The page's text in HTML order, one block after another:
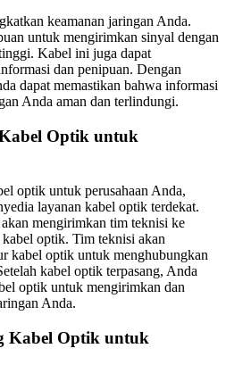
keamanan jaringan Anda.
untuk mengirimkan sinyal dengan
Kabel ini juga dapat
dan penipuan. Dengan
dapat memastikan bahwa informasi
Anda aman dan terlindungi.
Optik untuk
optik untuk perusahaan Anda,
layanan kabel optik terdekat.
mengirimkan tim teknisi ke
optik. Tim teknisi akan
kabel optik untuk menghubungkan
kabel optik terpasang, Anda
optik untuk mengirimkan dan
Anda.
Kabel Optik untuk